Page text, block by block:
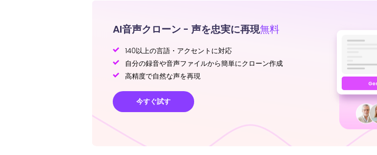
AI音声クローン - 声を忠実に再現無料
140以上の言語・アクセントに対応
自分の録音や音声ファイルから簡単にクローン作成
高精度で自然な声を再現
今すぐ試す